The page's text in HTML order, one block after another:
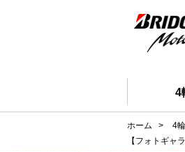
4
ホーム > 4輪
【フォトギャ